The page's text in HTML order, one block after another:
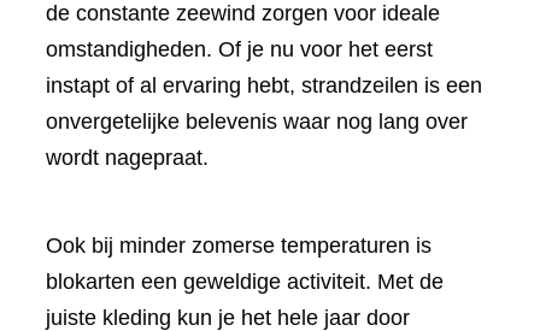
de constante zeewind zorgen voor ideale
omstandigheden. Of je nu voor het eerst
instapt of al ervaring hebt, strandzeilen is een
onvergetelijke belevenis waar nog lang over
wordt nagepraat.
Ook bij minder zomerse temperaturen is
blokarten een geweldige activiteit. Met de
juiste kleding kun je het hele jaar door